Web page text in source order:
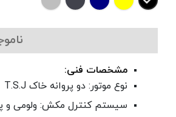
مشخصات فنی:
نوع موتور: دو پروانه خاک T.S.J
سیستم کنترل مکش: ولومی و